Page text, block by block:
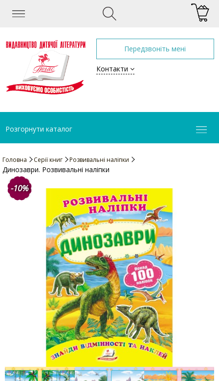
Передзвоніть мені
Контакти
Розгорнути каталог
Головна Серії книг Розвивальні наліпки
Динозаври. Розвивальні наліпки
-10%